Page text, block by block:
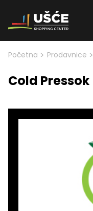
Skip to content
Početna > Prodavnice >
Cold Pressok